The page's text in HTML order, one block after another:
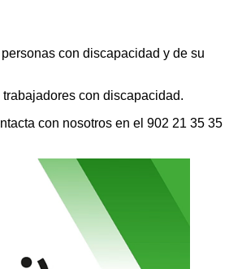
con discapacidad y de su
con discapacidad.
con nosotros en el 902 21 35 35